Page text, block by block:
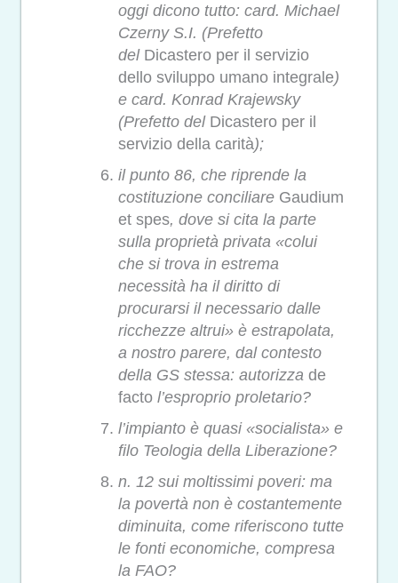
oggi dicono tutto: card. Michael
Czerny S.I. (Prefetto
del Dicastero per il servizio
dello sviluppo umano integrale)
e card. Konrad Krajewsky
(Prefetto del Dicastero per il
servizio della carità);
il punto 86, che riprende la
costituzione conciliare Gaudium
et spes, dove si cita la parte
sulla proprietà privata «colui
che si trova in estrema
necessità ha il diritto di
procurarsi il necessario dalle
ricchezze altrui» è estrapolata,
a nostro parere, dal contesto
della GS stessa: autorizza de
facto l’esproprio proletario?
l’impianto è quasi «socialista» e
filo Teologia della Liberazione?
n. 12 sui moltissimi poveri: ma
la povertà non è costantemente
diminuita, come riferiscono tutte
le fonti economiche, compresa
la FAO?